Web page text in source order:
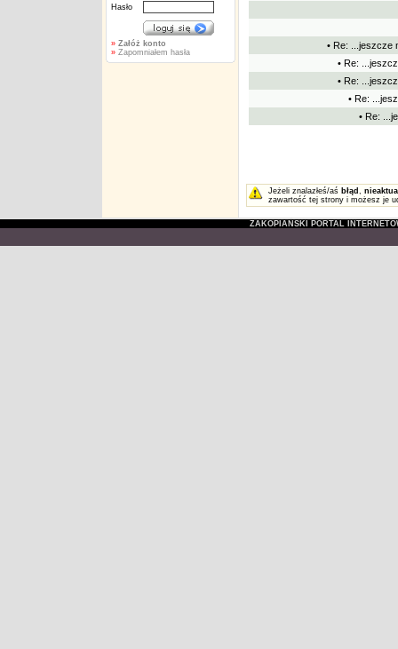
Hasło
» Załóż konto
»Zapomniałem hasła
• Re: ...jeszcze
• Re:
• Re:
• Re:
• Re:
Jeżeli znalazłeś/aś błąd ,
zawartość tej strony i możesz je
ZAKOPIAŃSKI PORTAL